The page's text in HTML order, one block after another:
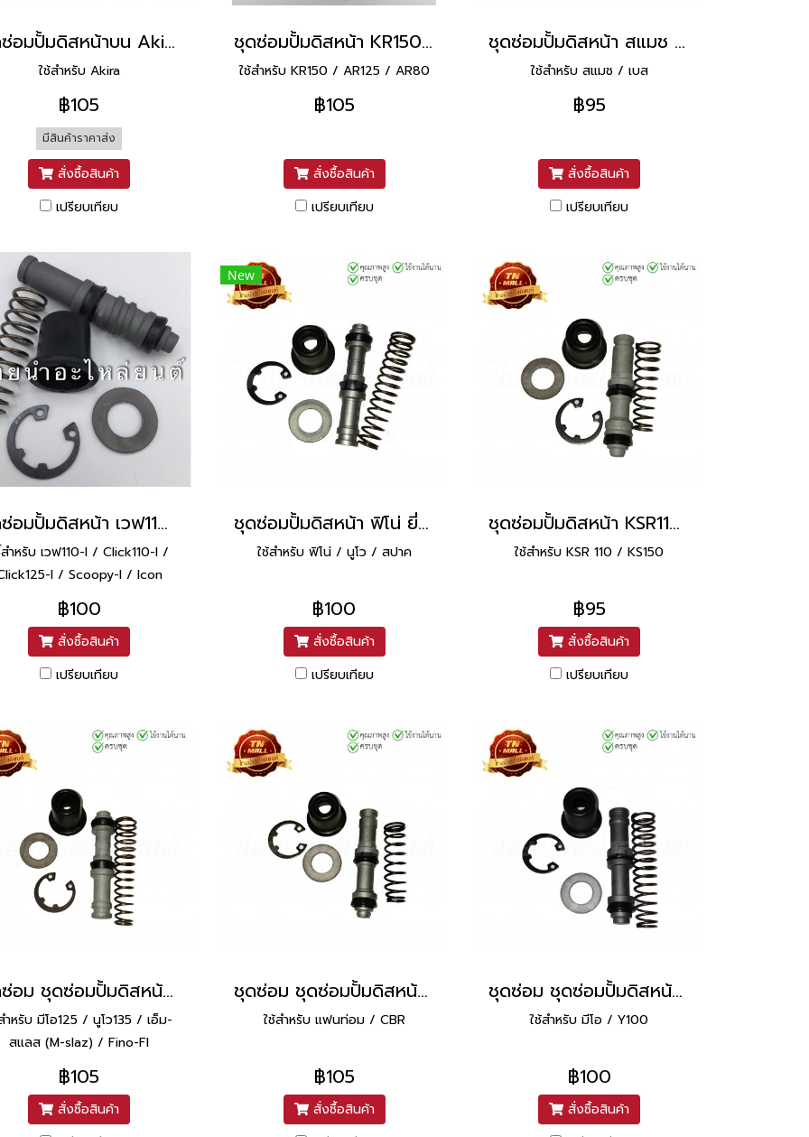
ชุดซ่อมปั้มดิสหน้าบน Akira ยี่ห้อ Washi
ใช้สำหรับ Akira
฿105
มีสินค้าราคาส่ง
สั่งซื้อสินค้า
เปรียบเทียบ
ชุดซ่อมปั้มดิสหน้า KR150 ยี่ห้อ วาชิ (Washi)
ใช้สำหรับ KR150 / AR125 / AR80
฿105
สั่งซื้อสินค้า
เปรียบเทียบ
ชุดซ่อมปั้มดิสหน้า สแมช ยี่ห้อ วาชิ (Washi)
ใช้สำหรับ สแมช / เบส
฿95
สั่งซื้อสินค้า
เปรียบเทียบ
ชุดซ่อมปั้มดิสหน้า เวฟ110-I ยี่ห้อ วาชิ (Washi)
สำหรับ เวฟ110-I / Click110-I /
I / Scoopy-I / Icon
(ไอคอน)
฿100
สั่งซื้อสินค้า
เปรียบเทียบ
New
ชุดซ่อมปั้มดิสหน้า ฟิโน่ ยี่ห้อ วาชิ (Washi)
ใช้สำหรับ ฟิโน่ / นูโว / สปาค
฿100
สั่งซื้อสินค้า
เปรียบเทียบ
ชุดซ่อมปั้มดิสหน้า KSR110 ยี่ห้อ วาชิ (Washi)
ใช้สำหรับ KSR 110 / KS150
฿95
สั่งซื้อสินค้า
เปรียบเทียบ
ชุดซ่อม ชุดซ่อมปั้มดิสหน้า Mio125 RR Fino New M-slaz ยี่ห้อ Washi
ำหรับ มีโอ125 / นูโว135 / เอ็ม-
สแลส (M-slaz) / Fino-FI
฿105
สั่งซื้อสินค้า
ชุดซ่อม ชุดซ่อมปั้มดิสหน้า Phantom CBR ยี่ห้อ Washi
ใช้สำหรับ แฟนท่อม / CBR
฿105
สั่งซื้อสินค้า
ชุดซ่อม ชุดซ่อมปั้มดิสหน้า Mio Y111 ยี่ห้อ Washi
ใช้สำหรับ มีโอ / Y100
฿100
สั่งซื้อสินค้า